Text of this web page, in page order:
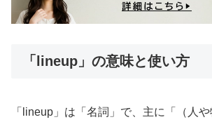
「lineup」の意味と使い方
「lineup」は「名詞」で、主に「（人や